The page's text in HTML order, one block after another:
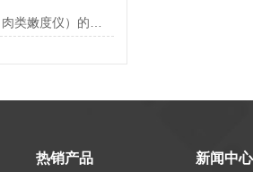
热销产品 新闻中心